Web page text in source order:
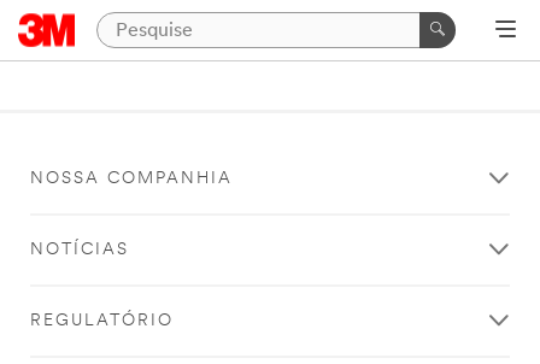
NOSSA COMPANHIA
NOTÍCIAS
REGULATÓRIO